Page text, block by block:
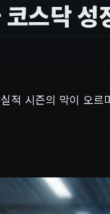
스닥 성
적 시즌의 막이 오르